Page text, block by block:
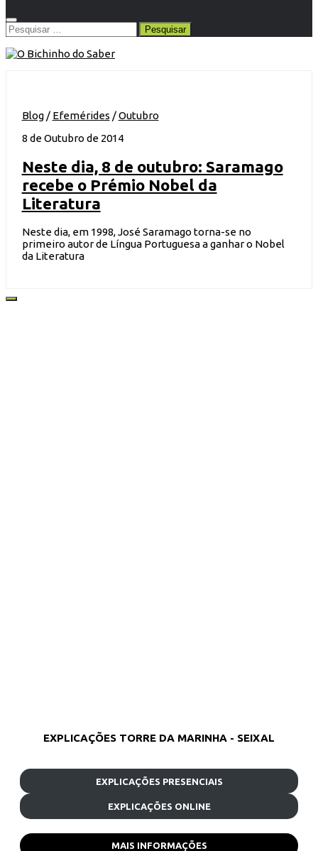
Pesquisar
por:
Blog/ Efemérides /Outubro
8 de Outubro de 2014
Neste dia, 8 de outubro: Saramago
recebe o Prémio Nobel da
Literatura
Neste dia, em 1998, José Saramago torna-se no
primeiro autor de Língua Portuguesa a ganhar o Nobel
da Literatura
EXPLICAÇÕES TORRE DA MARINHA - SEIXAL
EXPLICAÇÕES PRESENCIAIS
EXPLICAÇÕES ONLINE
MAIS INFORMAÇÕES